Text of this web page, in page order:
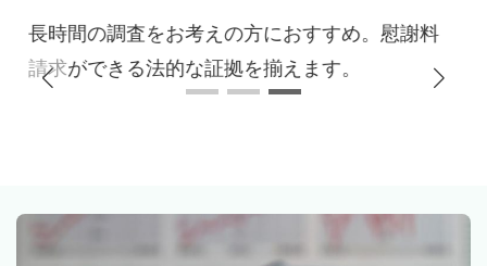
配偶者の行動が不明な方におすすめ。証拠が撮
れない限り基本料金のみで調査します。